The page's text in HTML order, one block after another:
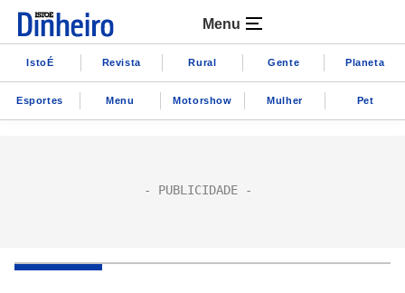
Menu
IstoÉ Revista Rural Gente Planeta
Esportes Menu Motorshow Mulher Pet